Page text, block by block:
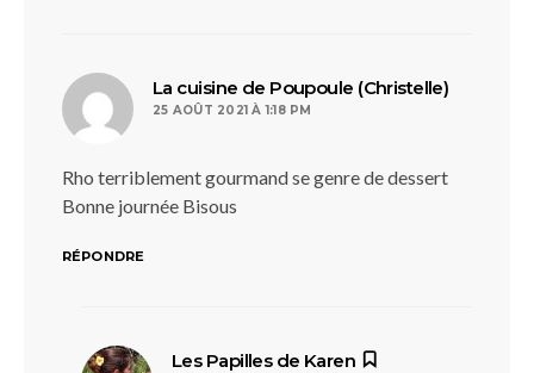
La cuisine de Poupoule (Christelle)
25 AOÛT 2021 À 1:18 PM
Rho terriblement gourmand se genre de dessert
Bonne journée Bisous
RÉPONDRE
Les Papilles de Karen